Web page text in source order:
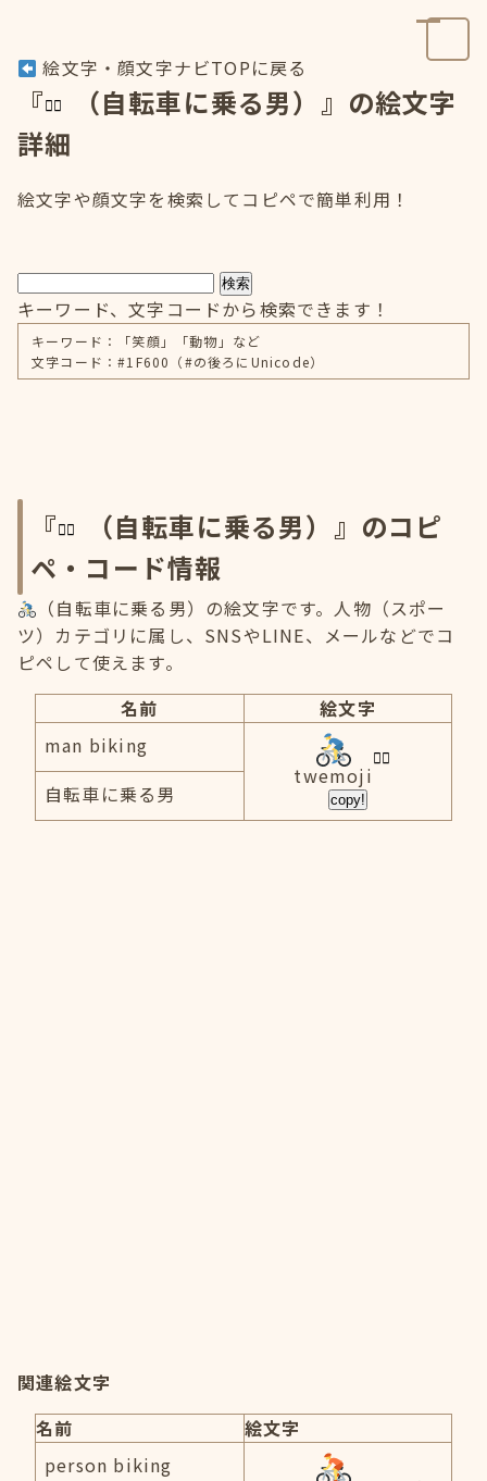
絵文字・顔文字ナビTOPに戻る
『
（自転車に乗る男）』の絵文字
詳細
絵文字や顔文字を検索してコピペで簡単利用！
検索
キーワード、文字コードから検索できます！
キーワード：「笑顔」「動物」など
文字コード：#1F600（#の後ろにUnicode）
『
（自転車に乗る男）』のコピ
ペ・コード情報
（自転車に乗る男）の絵文字です。人物（スポー
ツ）カテゴリに属し、SNSやLINE、メールなどでコ
ピペして使えます。
名前
絵文字
man biking
twemoji
copy!
自転車に乗る男
関連絵文字
名前
絵文字
person biking